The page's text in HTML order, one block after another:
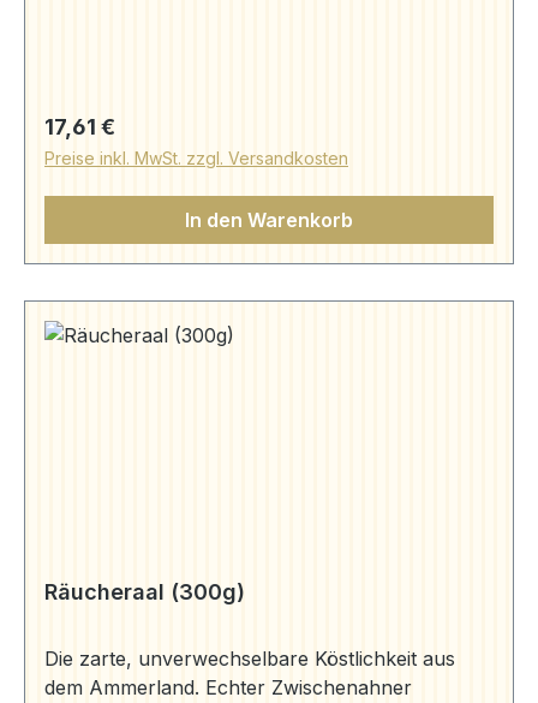
Regulärer Preis:
17,61 €
Preise inkl. MwSt. zzgl. Versandkosten
In den Warenkorb
Räucheraal (300g)
Die zarte, unverwechselbare Köstlichkeit aus
dem Ammerland. Echter Zwischenahner